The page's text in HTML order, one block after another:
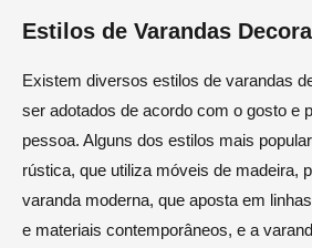
Estilos de Varandas
Existem diversos estilos de varandas
ser adotados de acordo com o gosto e
pessoa. Alguns dos estilos mais
rústica, que utiliza móveis de madeira,
varanda moderna, que aposta em
e materiais contemporâneos, e a